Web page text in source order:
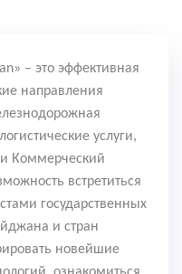
» – это эффективная
направления
услуги,
Коммерческий
встретиться
государственных
и стран
новейшие